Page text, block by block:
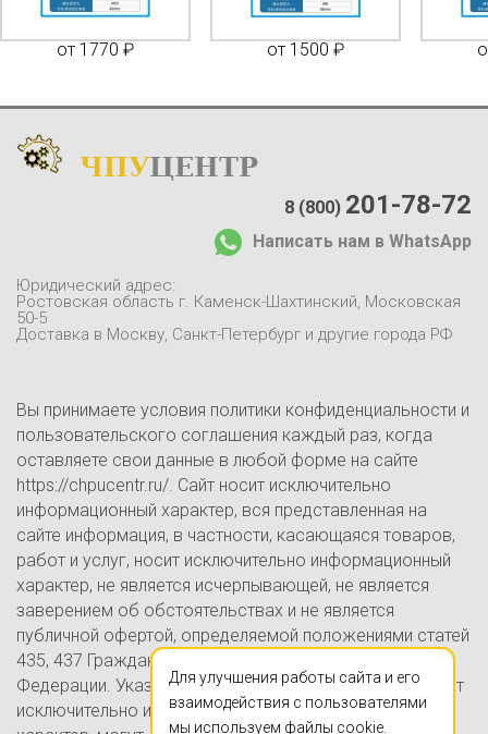
от 1770 ₽ от 1500 ₽
ЧПУЦЕНТР
Доставка и оплата
Контакты
8 (800) 201-78-72
Написать нам в WhatsApp
Юридический адрес:
Ростовская область г. Каменск-Шахтинский, Московская
50-5
Доставка в Москву, Санкт-Петербург и другие города РФ
Вы принимаете условия политики конфиденциальности и
пользовательского соглашения каждый раз, когда
оставляете свои данные в любой форме на сайте
https://chpucentr.ru/. Сайт носит исключительно
информационный характер, вся представленная на
сайте информация, в частности, касающаяся товаров,
работ и услуг, носит исключительно информационный
характер, не является исчерпывающей, не является
заверением об обстоятельствах и не является
публичной офертой, определяемой положениями статей
435, 437 Гражданского кодекса Российской
Федерации. Указанные на настоящем Сайте цены носят
исключительно информационно-ознакомительный
Для улучшения работы сайта и его
взаимодействия с пользователями
мы используем файлы cookie.